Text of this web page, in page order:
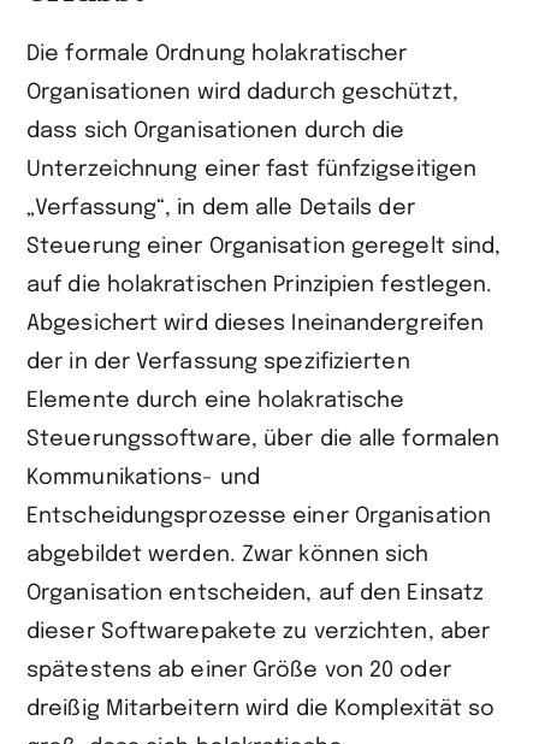
Die formale Ordnung holakratischer
Organisationen wird dadurch geschützt,
dass sich Organisationen durch die
Unterzeichnung einer fast fünfzigseitigen
„Verfassung“, in dem alle Details der
Steuerung einer Organisation geregelt sind,
auf die holakratischen Prinzipien festlegen.
Abgesichert wird dieses Ineinandergreifen
der in der Verfassung spezifizierten
Elemente durch eine holakratische
Steuerungssoftware, über die alle formalen
Kommunikations- und
Entscheidungsprozesse einer Organisation
abgebildet werden. Zwar können sich
Organisation entscheiden, auf den Einsatz
dieser Softwarepakete zu verzichten, aber
spätestens ab einer Größe von 20 oder
dreißig Mitarbeitern wird die Komplexität so